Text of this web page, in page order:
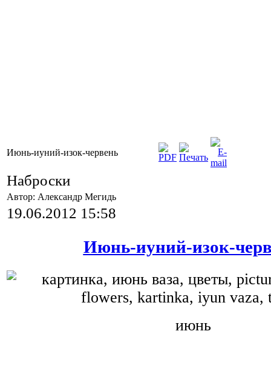
Июнь-иуний-изок-червень
Наброски
Автор: Александр Мегидь
19.06.2012 15:58
Июнь-иуний-изок-
июнь